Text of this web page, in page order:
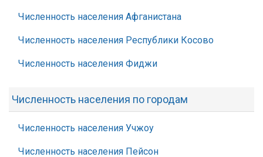
Численность населения Афганистана
Численность населения Республики Косово
Численность населения Фиджи
Численность населения по городам
Численность населения Учжоу
Численность населения Пейсон